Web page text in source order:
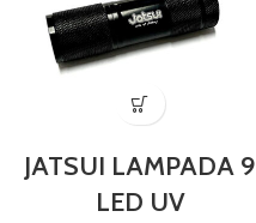
JATSUI LAMPADA 9
LED UV